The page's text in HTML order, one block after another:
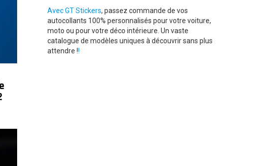
Avec GT Stickers, passez commande de vos
autocollants 100% personnalisés pour votre voiture,
moto ou pour votre déco intérieure. Un vaste
catalogue de modèles uniques à découvrir sans plus
attendre !!